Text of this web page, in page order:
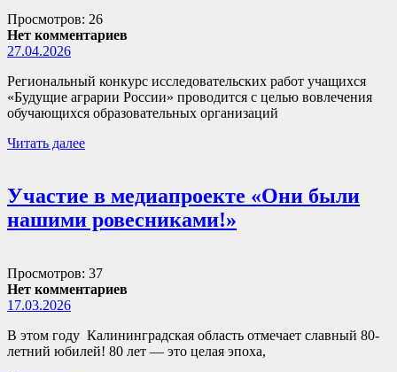
Просмотров: 26
Нет комментариев
27.04.2026
Региональный конкурс исследовательских работ учащихся
«Будущие аграрии России» проводится с целью вовлечения
обучающихся образовательных организаций
Читать далее
Участие в медиапроекте «Они были
нашими ровесниками!»
Просмотров: 37
Нет комментариев
17.03.2026
В этом году Калининградская область отмечает славный 80-
летний юбилей! 80 лет — это целая эпоха,